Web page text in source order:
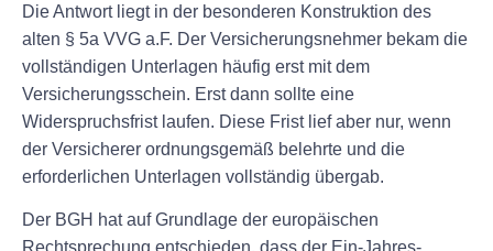
Die Antwort liegt in der besonderen Konstruktion des
alten § 5a VVG a.F. Der Versicherungsnehmer bekam die
vollständigen Unterlagen häufig erst mit dem
Versicherungsschein. Erst dann sollte eine
Widerspruchsfrist laufen. Diese Frist lief aber nur, wenn
der Versicherer ordnungsgemäß belehrte und die
erforderlichen Unterlagen vollständig übergab.
Der BGH hat auf Grundlage der europäischen